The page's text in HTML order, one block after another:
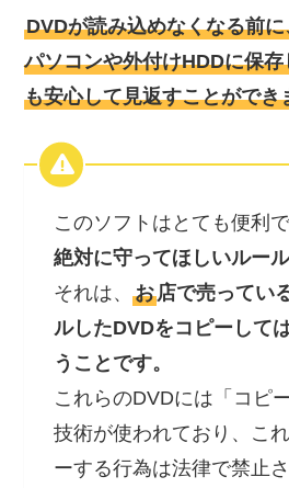
DVDが読み込めなくなる前
パソコンや外付けHDDに保
も安心して見返すことができ
このソフトはとても便利
絶対に守ってほしいルー
それは、お店で売ってい
ルしたDVDをコピーして
うことです。
これらのDVDには「コピ
技術が使われており、こ
ーする行為は法律で禁止